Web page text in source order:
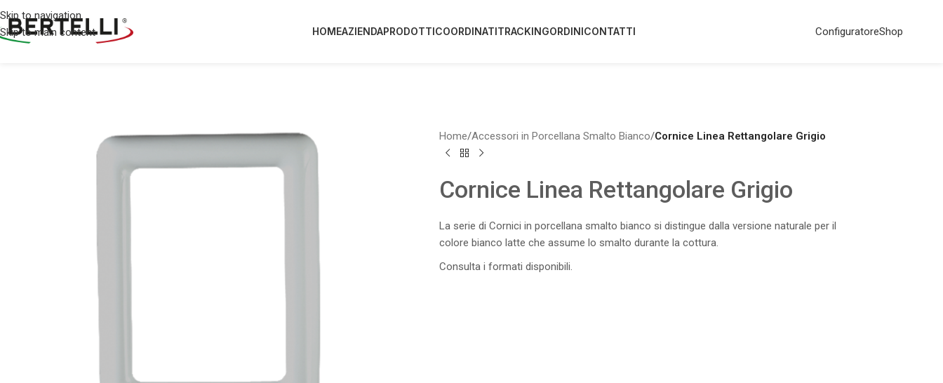
Skip to navigation
Skip to main content
HOMEAZIENDAPRODOTTICOORDINATITRACKINGORDINICONTATTI ConfiguratoreShop
Home/Accessori in Porcellana Smalto Bianco/Cornice Linea Rettangolare Grigio
Cornice Linea Rettangolare Grigio
La serie di Cornici in porcellana smalto bianco si distingue dalla versione naturale per il
colore bianco latte che assume lo smalto durante la cottura.
Consulta i formati disponibili.